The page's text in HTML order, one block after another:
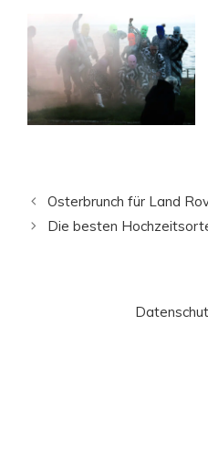
Osterbrunch für Land
Die besten